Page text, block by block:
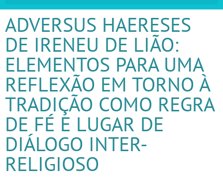
ADVERSUS HAERESES
DE IRENEU DE LIÃO:
ELEMENTOS PARA UMA
REFLEXÃO EM TORNO À
TRADIÇÃO COMO REGRA
DE FÉ E LUGAR DE
DIÁLOGO INTER-
RELIGIOSO